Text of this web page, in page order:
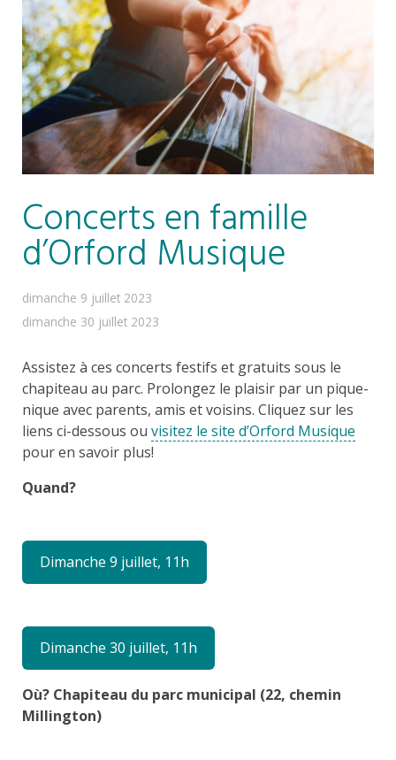
Concerts en famille
d’Orford Musique
dimanche 9 juillet 2023
dimanche 30 juillet 2023
Assistez à ces concerts festifs et gratuits sous le
chapiteau au parc. Prolongez le plaisir par un pique-
nique avec parents, amis et voisins. Cliquez sur les
liens ci-dessous ou visitez le site d’Orford Musique
pour en savoir plus!
Quand?
Dimanche 9 juillet, 11h
Dimanche 30 juillet, 11h
Où? Chapiteau du parc municipal (22, chemin
Millington)